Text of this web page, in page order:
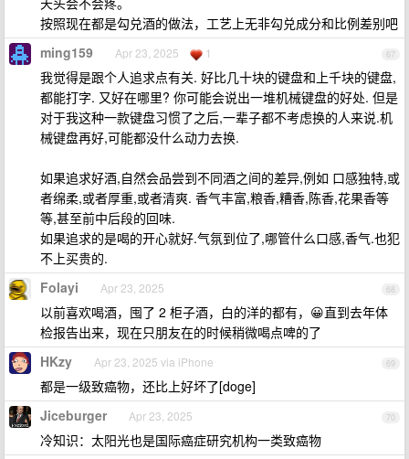
按照现在都是勾兑酒的做法，工艺上无非勾兑成分和比例差别吧
67
ming159 Apr 23, 2025 1
我觉得是跟个人追求点有关. 好比几十块的键盘和上千块的键盘,
都能打字. 又好在哪里? 你可能会说出一堆机械键盘的好处. 但是
对于我这种一款键盘习惯了之后,一辈子都不考虑换的人来说.机
械键盘再好,可能都没什么动力去换.
如果追求好酒,自然会品尝到不同酒之间的差异,例如 口感独特,或
者绵柔,或者厚重,或者清爽. 香气丰富,粮香,糟香,陈香,花果香等
等,甚至前中后段的回味.
如果追求的是喝的开心就好.气氛到位了,哪管什么口感,香气.也犯
不上买贵的.
68
Folayi Apr 23, 2025
以前喜欢喝酒，囤了 2 柜子酒，白的洋的都有，😀直到去年体
检报告出来，现在只朋友在的时候稍微喝点啤的了
69
HKzy Apr 23, 2025 via iPhone
都是一级致癌物，还比上好坏了[doge]
70
Jiceburger Apr 23, 2025
冷知识：太阳光也是国际癌症研究机构一类致癌物